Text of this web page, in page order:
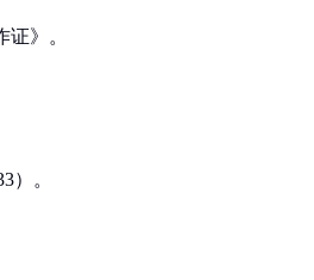
》。
）。